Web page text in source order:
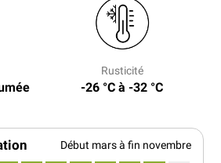
Rusticité
-26 °C à -32 °C
Début mars à fin novembre